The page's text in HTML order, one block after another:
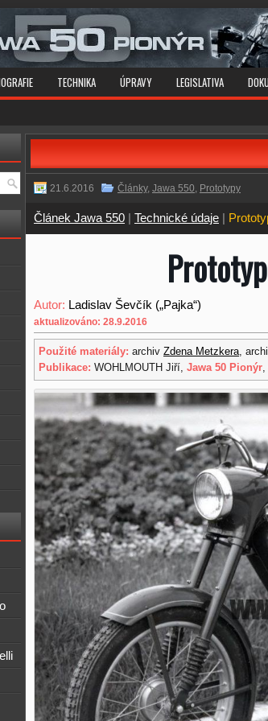
TECHNIKA ÚPRAVY LEGISLATIVA
21.6.2016 Články, Jawa 550, Prototypy
Článek Jawa 550 Technické údaje
Autor: Ladislav Ševčík („Pajka“)
aktualizováno: 28.9.2016
Použité materiály: archiv Zdena Metzkera,
Publikace: WOHLMOUTH Jiří, Jawa 50 Pionýr,